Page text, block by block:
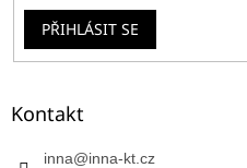
PŘIHLÁSIT SE
Kontakt
inna@inna-kt.cz